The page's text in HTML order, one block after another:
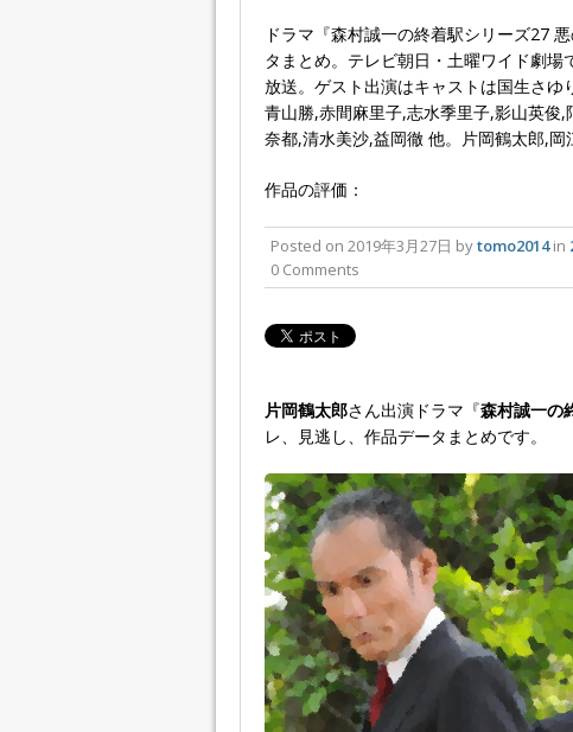
ドラマ『森村誠一の終着駅シリーズ27
タまとめ。テレビ朝日・土曜ワイド劇
放送。ゲスト出演はキャストは国生さ
青山勝,赤間麻里子,志水季里子,影山英俊
奈都,清水美沙,益岡徹 他。片岡鶴太郎,岡
作品の評価：
Posted on 2019年3月27日 bytomo2014in
0 Comments
片岡鶴太郎さん出演ドラマ『森村誠一の
レ、見逃し、作品データまとめです。